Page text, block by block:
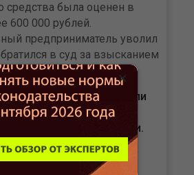
средства была оценен в
600 000 рублей.
предприниматель уволил
в суд за взысканием
инстанции поддержали
его удовлетворили.
и судьи апелляции.
также поддержала
решение.
×